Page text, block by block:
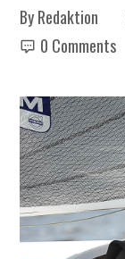
ByRedaktion
0 Comments